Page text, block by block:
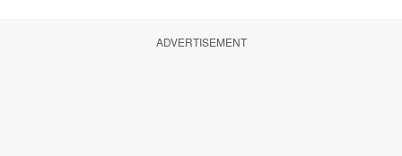
ADVERTISEMENT